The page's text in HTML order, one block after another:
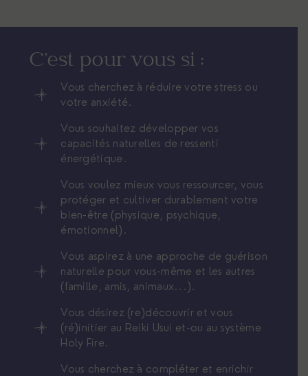
C’est pour vous si :
Vous cherchez à réduire votre stress ou
votre anxiété.
Vous souhaitez développer vos
capacités naturelles de ressenti
énergétique.
Vous voulez mieux vous ressourcer, vous
protéger et cultiver durablement votre
bien-être (physique, psychique,
émotionnel).
Vous aspirez à une approche de guérison
naturelle pour vous-même et les autres
(famille, amis, animaux...).
Vous désirez (re)découvrir et vous
(ré)initier au Reiki Usui et-ou au système
Holy Fire.
Vous cherchez à compléter et enrichir